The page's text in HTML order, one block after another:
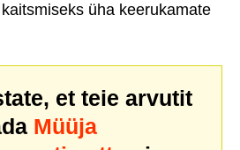
üha keerukamate
et teie arvutit
Müüja